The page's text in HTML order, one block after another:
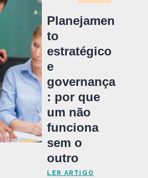
Planejamen
to
estratégico
e
governança
: por que
um não
funciona
sem o
outro
LER ARTIGO